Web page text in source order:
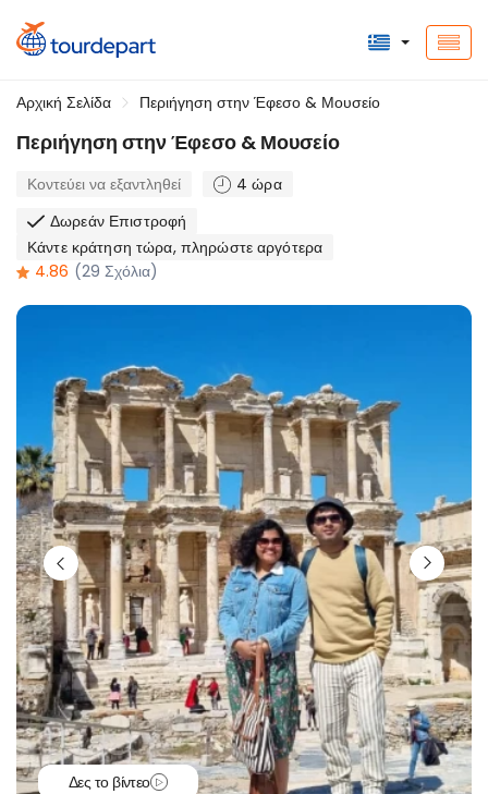
Αρχική Σελίδα Περιήγηση στην Έφεσο & Μουσείο
Περιήγηση στην Έφεσο & Μουσείο
Κοντεύει να εξαντληθεί
4 ώρα
Δωρεάν Επιστροφή
Κάντε κράτηση τώρα, πληρώστε αργότερα
4.86 (29 Σχόλια)
Δες το βίντεο